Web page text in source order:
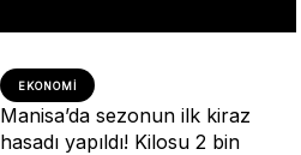
EKONOMI
Manisa’da sezonun ilk kiraz
hasadı yapıldı! Kilosu 2 bin